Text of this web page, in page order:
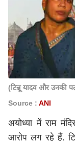
(टिन्नू यादव और उनकी
Source : ANI
अयोध्या में राम
आरोप लग रहे हैं.